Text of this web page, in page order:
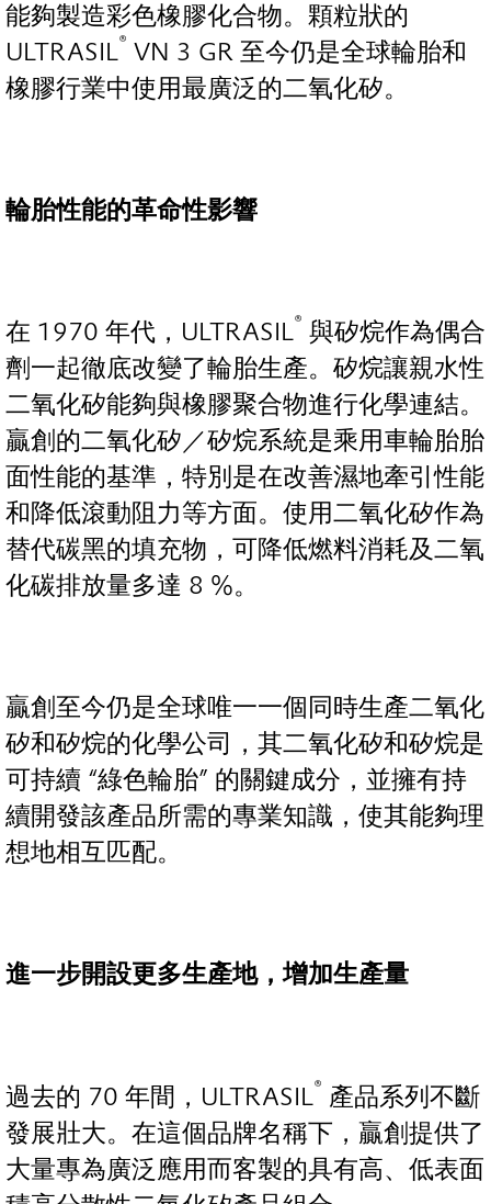
能夠製造彩色橡膠化合物。顆粒狀的
ULTRASIL® VN 3 GR 至今仍是全球輪胎和
橡膠行業中使用最廣泛的二氧化矽。
輪胎性能的革命性影響
在 1970 年代，ULTRASIL® 與矽烷作為偶合
劑一起徹底改變了輪胎生產。矽烷讓親水性
二氧化矽能夠與橡膠聚合物進行化學連結。
贏創的二氧化矽／矽烷系統是乘用車輪胎胎
面性能的基準，特別是在改善濕地牽引性能
和降低滾動阻力等方面。使用二氧化矽作為
替代碳黑的填充物，可降低燃料消耗及二氧
化碳排放量多達 8 %。
贏創至今仍是全球唯一一個同時生產二氧化
矽和矽烷的化學公司，其二氧化矽和矽烷是
可持續 “綠色輪胎” 的關鍵成分，並擁有持
續開發該產品所需的專業知識，使其能夠理
想地相互匹配。
進一步開設更多生產地，增加生產量
過去的 70 年間，ULTRASIL® 產品系列不斷
發展壯大。在這個品牌名稱下，贏創提供了
大量專為廣泛應用而客製的具有高、低表面